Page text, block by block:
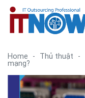
Home - Thủ thuật -
mạng?